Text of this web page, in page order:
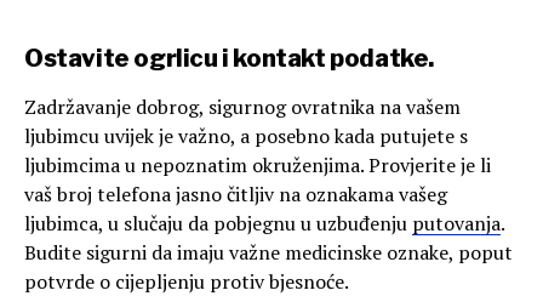
Ostavite ogrlicu i kontakt podatke.
Zadržavanje dobrog, sigurnog ovratnika na vašem
ljubimcu uvijek je važno, a posebno kada putujete s
ljubimcima u nepoznatim okruženjima. Provjerite je li
vaš broj telefona jasno čitljiv na oznakama vašeg
ljubimca, u slučaju da pobjegnu u uzbuđenju putovanja.
Budite sigurni da imaju važne medicinske oznake, poput
potvrde o cijepljenju protiv bjesnoće.